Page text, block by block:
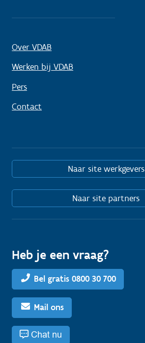
Over VDAB
Werken bij VDAB
Pers
Contact
Naar site werkgevers
Naar site partners
Heb je een vraag?
Bel gratis 0800 30 700
Mail ons
Chat nu